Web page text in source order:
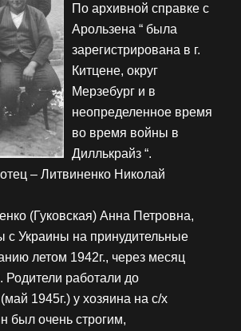
По архивной справке с
Арользена “ была
зарегистрирована в г.
Китцене, округ
Мерзебург и в
неопределенное время
во время войны в
Диллькрайз “.
– Литвиненко Николай
(Гуковская) Анна Петровна,
с Украины на принудительные
летом 1942г., через месяц
Родители работали до
1945г.) у хозяина на с/х
был очень строгим,